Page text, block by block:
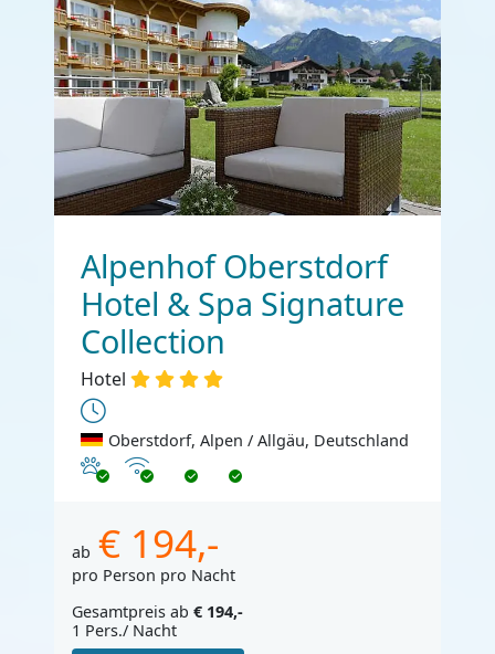
Alpenhof Oberstdorf
Hotel & Spa Signature
Collection
Hotel
Oberstdorf, Alpen / Allgäu, Deutschland
Haustiere erlaubt
Internet
ab € 194,-
pro Person pro Nacht
Gesamtpreis ab € 194,-
1 Pers./ Nacht